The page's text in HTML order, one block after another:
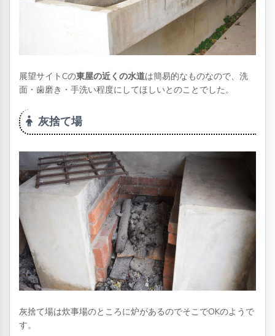
展望サイトCの東屋の近くの水道は簡易的なものなので、洗
面・歯磨き・手洗い程度にしてほしいとのことでした。
灰捨て場
灰捨て場は炊事場のところに炉があるのでそこでOKのようで
す。